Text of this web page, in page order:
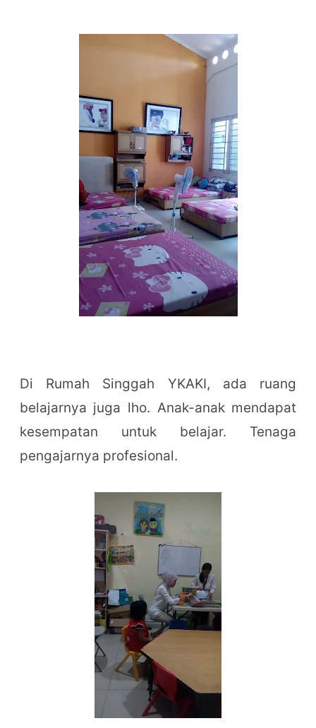
Di Rumah Singgah YKAKI, ada ruang
belajarnya juga lho. Anak-anak mendapat
kesempatan untuk belajar. Tenaga
pengajarnya profesional.